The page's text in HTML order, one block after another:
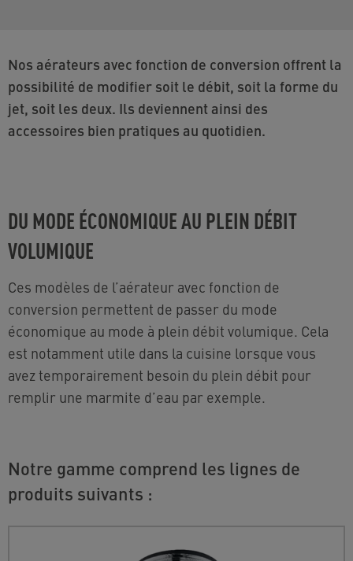
Nos aérateurs avec fonction de conversion offrent la
possibilité de modifier soit le débit, soit la forme du
jet, soit les deux. Ils deviennent ainsi des
accessoires bien pratiques au quotidien.
DU MODE ÉCONOMIQUE AU PLEIN DÉBIT
VOLUMIQUE
Ces modèles de l’aérateur avec fonction de
conversion permettent de passer du mode
économique au mode à plein débit volumique. Cela
est notamment utile dans la cuisine lorsque vous
avez temporairement besoin du plein débit pour
remplir une marmite d’eau par exemple.
Notre gamme comprend les lignes de
produits suivants :